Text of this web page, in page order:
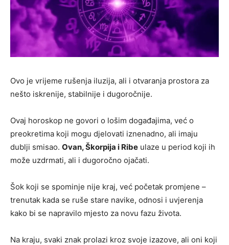
Ovo je vrijeme rušenja iluzija, ali i otvaranja prostora za
nešto iskrenije, stabilnije i dugoročnije.
Ovaj horoskop ne govori o lošim događajima, već o
preokretima koji mogu djelovati iznenadno, ali imaju
dublji smisao. Ovan, Škorpija i Ribe ulaze u period koji ih
može uzdrmati, ali i dugoročno ojačati.
Šok koji se spominje nije kraj, već početak promjene –
trenutak kada se ruše stare navike, odnosi i uvjerenja
kako bi se napravilo mjesto za novu fazu života.
Na kraju, svaki znak prolazi kroz svoje izazove, ali oni koji